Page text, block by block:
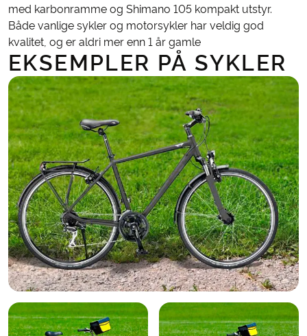
med karbonramme og Shimano 105 kompakt utstyr.
Både vanlige sykler og motorsykler har veldig god
kvalitet, og er aldri mer enn 1 år gamle
EKSEMPLER PÅ SYKLER